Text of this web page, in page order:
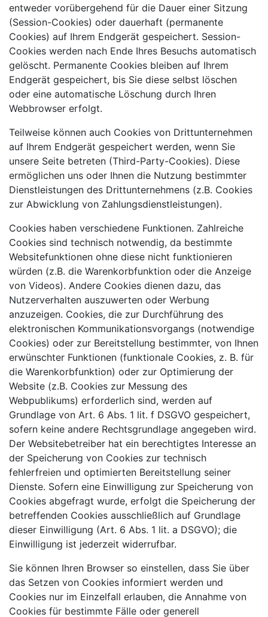
entweder vorübergehend für die Dauer einer Sitzung
(Session-Cookies) oder dauerhaft (permanente
Cookies) auf Ihrem Endgerät gespeichert. Session-
Cookies werden nach Ende Ihres Besuchs automatisch
gelöscht. Permanente Cookies bleiben auf Ihrem
Endgerät gespeichert, bis Sie diese selbst löschen
oder eine automatische Löschung durch Ihren
Webbrowser erfolgt.
Teilweise können auch Cookies von Drittunternehmen
auf Ihrem Endgerät gespeichert werden, wenn Sie
unsere Seite betreten (Third-Party-Cookies). Diese
ermöglichen uns oder Ihnen die Nutzung bestimmter
Dienstleistungen des Drittunternehmens (z.B. Cookies
zur Abwicklung von Zahlungsdienstleistungen).
Cookies haben verschiedene Funktionen. Zahlreiche
Cookies sind technisch notwendig, da bestimmte
Websitefunktionen ohne diese nicht funktionieren
würden (z.B. die Warenkorbfunktion oder die Anzeige
von Videos). Andere Cookies dienen dazu, das
Nutzerverhalten auszuwerten oder Werbung
anzuzeigen. Cookies, die zur Durchführung des
elektronischen Kommunikationsvorgangs (notwendige
Cookies) oder zur Bereitstellung bestimmter, von Ihnen
erwünschter Funktionen (funktionale Cookies, z. B. für
die Warenkorbfunktion) oder zur Optimierung der
Website (z.B. Cookies zur Messung des
Webpublikums) erforderlich sind, werden auf
Grundlage von Art. 6 Abs. 1 lit. f DSGVO gespeichert,
sofern keine andere Rechtsgrundlage angegeben wird.
Der Websitebetreiber hat ein berechtigtes Interesse an
der Speicherung von Cookies zur technisch
fehlerfreien und optimierten Bereitstellung seiner
Dienste. Sofern eine Einwilligung zur Speicherung von
Cookies abgefragt wurde, erfolgt die Speicherung der
betreffenden Cookies ausschließlich auf Grundlage
dieser Einwilligung (Art. 6 Abs. 1 lit. a DSGVO); die
Einwilligung ist jederzeit widerrufbar.
Sie können Ihren Browser so einstellen, dass Sie über
das Setzen von Cookies informiert werden und
Cookies nur im Einzelfall erlauben, die Annahme von
Cookies für bestimmte Fälle oder generell